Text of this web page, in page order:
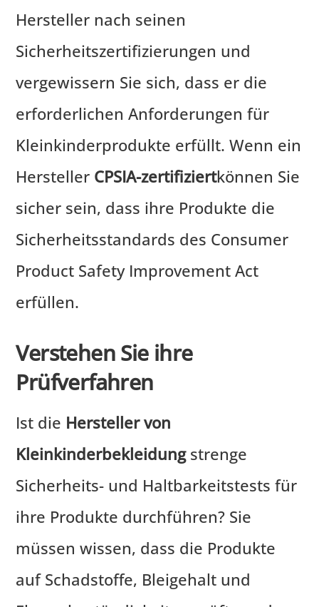
Hersteller nach seinen
Sicherheitszertifizierungen und
vergewissern Sie sich, dass er die
erforderlichen Anforderungen für
Kleinkinderprodukte erfüllt. Wenn ein
Hersteller CPSIA-zertifiziertkönnen Sie
sicher sein, dass ihre Produkte die
Sicherheitsstandards des Consumer
Product Safety Improvement Act
erfüllen.
Verstehen Sie ihre
Prüfverfahren
Ist die Hersteller von
Kleinkinderbekleidungstrenge
Sicherheits- und Haltbarkeitstests für
ihre Produkte durchführen? Sie
müssen wissen, dass die Produkte
auf Schadstoffe, Bleigehalt und